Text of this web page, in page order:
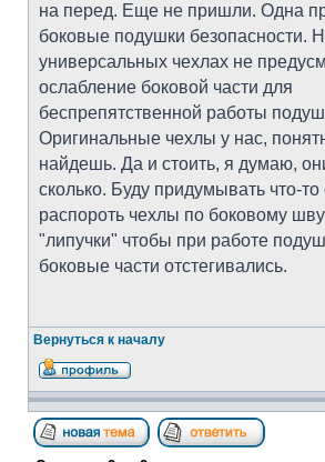
на перед. Еще не пришли. Одна
боковые подушки безопасности.
универсальных чехлах не
ослабление боковой части для
беспрепятственной работы
Оригинальные чехлы у нас,
найдешь. Да и стоить, я думаю,
сколько. Буду придумывать что-
распороть чехлы по боковому
"липучки" чтобы при работе
боковые части отстегивались.
Вернуться к началу